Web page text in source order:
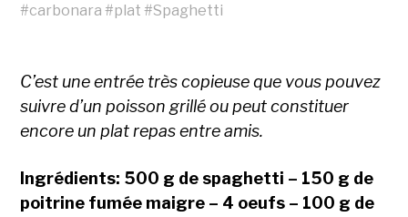
#carbonara #plat #Spaghetti
C’est une entrée très copieuse que vous pouvez
suivre d’un poisson grillé ou peut constituer
encore un plat repas entre amis.
Ingrédients: 500 g de spaghetti – 150 g de
poitrine fumée maigre – 4 oeufs – 100 g de